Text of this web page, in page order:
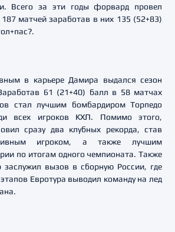
Всего за эти годы форвард провел
матчей заработав в них 135 (52+83)
в карьере Дамира выдался сезон
61 (21+40) балл в 58 матчах
стал лучшим бомбардиром Торпедо
всех игроков КХЛ. Помимо этого,
сразу два клубных рекорда, став
игроком, а также лучшим
по итогам одного чемпионата. Также
заслужил вызов в сборную России, где
Евротура выводил команду на лед